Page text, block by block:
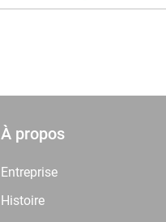
À propos
Entreprise
Histoire